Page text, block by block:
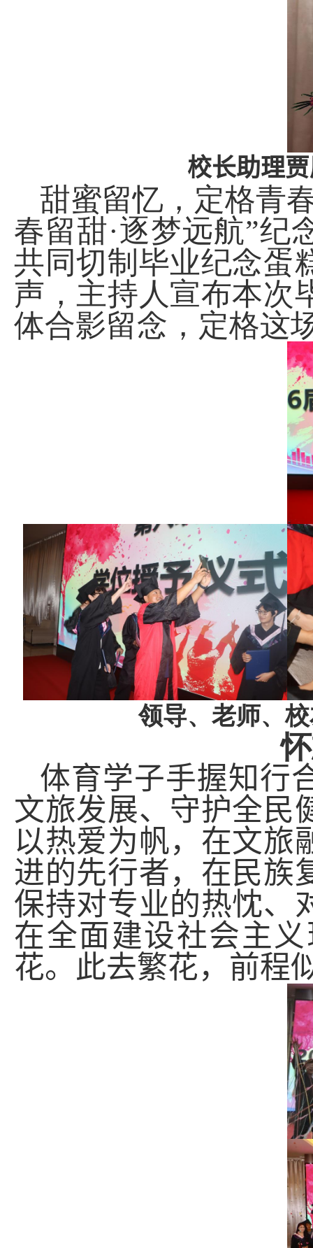
校长助理
甜蜜留忆，定格青
春留甜·逐梦远航”纪
共同切制毕业纪念蛋
声，主持人宣布本次
体合影留念，定格这
领导、老师、
体育学子手握知行
文旅发展、守护全民
以热爱为帆，在文旅
进的先行者，在民族
保持对专业的热忱、
在全面建设社会主
花。此去繁花，前程